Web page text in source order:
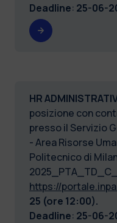
Deadline: 25-06-
HR
posizione con
presso il Servizio
- Area Risorse
Politecnico di
https://
25 (ore 12:00).
Deadline: 25-06-